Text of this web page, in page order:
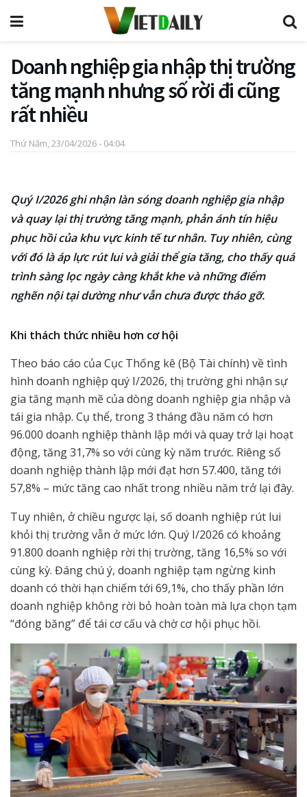
Doanh nghiệp gia nhập thị trường
tăng mạnh nhưng số rời đi cũng
rất nhiều
Thứ Năm, 23/04/2026 - 04:04
Quý I/2026 ghi nhận làn sóng doanh nghiệp gia nhập
và quay lại thị trường tăng mạnh, phản ánh tín hiệu
phục hồi của khu vực kinh tế tư nhân. Tuy nhiên, cùng
với đó là áp lực rút lui và giải thể gia tăng, cho thấy quá
trình sàng lọc ngày càng khắt khe và những điểm
nghẽn nội tại dường như vẫn chưa được tháo gỡ.
Khi thách thức nhiều hơn cơ hội
Theo báo cáo của Cục Thống kê (Bộ Tài chính) về tình
hình doanh nghiệp quý I/2026, thị trường ghi nhận sự
gia tăng mạnh mẽ của dòng doanh nghiệp gia nhập và
tái gia nhập. Cụ thể, trong 3 tháng đầu năm có hơn
96.000 doanh nghiệp thành lập mới và quay trở lại hoạt
động, tăng 31,7% so với cùng kỳ năm trước. Riêng số
doanh nghiệp thành lập mới đạt hơn 57.400, tăng tới
57,8% – mức tăng cao nhất trong nhiều năm trở lại đây.
Tuy nhiên, ở chiều ngược lại, số doanh nghiệp rút lui
khỏi thị trường vẫn ở mức lớn. Quý I/2026 có khoảng
91.800 doanh nghiệp rời thị trường, tăng 16,5% so với
cùng kỳ. Đáng chú ý, doanh nghiệp tạm ngừng kinh
doanh có thời hạn chiếm tới 69,1%, cho thấy phần lớn
doanh nghiệp không rời bỏ hoàn toàn mà lựa chọn tạm
“đóng băng” để tái cơ cấu và chờ cơ hội phục hồi.